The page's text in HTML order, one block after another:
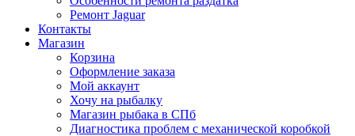
Ремонт Jaguar
Контакты
Магазин
Корзина
Оформление заказа
Мой аккаунт
Хочу на рыбалку
Магазин рыбака в СПб
Диагностика проблем с механической коробкой